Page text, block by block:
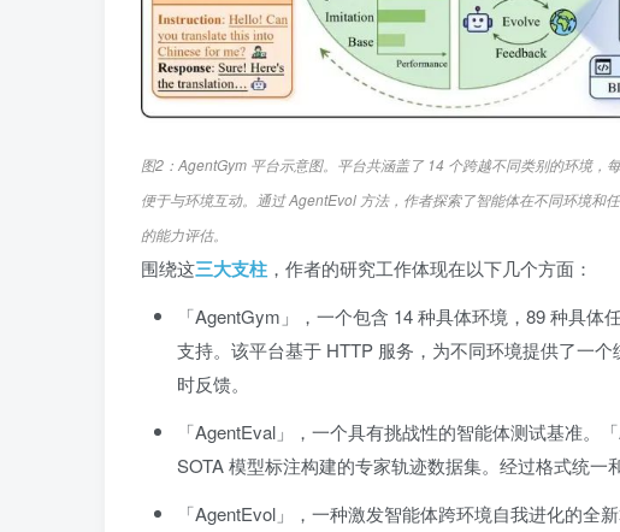
图2：AgentGym 平台示意图。平台共涵盖了 14 个跨越不同类别的环境
便于与环境互动。通过 AgentEvol 方法，作者探索了智能体在不同环境
的能力评估。
围绕这三大支柱 ，作者的研究工作体现在以下几个方面：
「AgentGym」，一个包含 14 种具体环境，89 种具
支持。该平台基于 HTTP 服务，为不同环境提供了一
时反馈。
「AgentEval」，一个具有挑战性的智能体测试基准。
SOTA 模型标注构建的专家轨迹数据集。经过格式统一
「AgentEvol」，一种激发智能体跨环境自我进化的